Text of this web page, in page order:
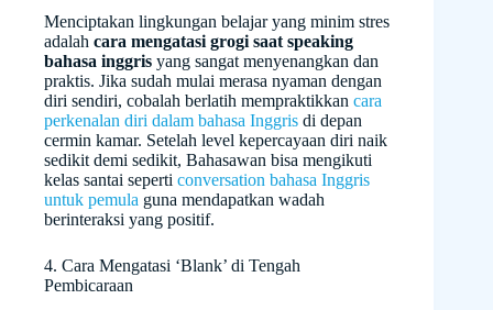
Menciptakan lingkungan belajar yang minim stres
adalah cara mengatasi grogi saat speaking
bahasa inggris yang sangat menyenangkan dan
praktis. Jika sudah mulai merasa nyaman dengan
diri sendiri, cobalah berlatih mempraktikkan cara
perkenalan diri dalam bahasa Inggris di depan
cermin kamar. Setelah level kepercayaan diri naik
sedikit demi sedikit, Bahasawan bisa mengikuti
kelas santai seperti conversation bahasa Inggris
untuk pemula guna mendapatkan wadah
berinteraksi yang positif.
4. Cara Mengatasi ‘Blank’ di Tengah
Pembicaraan